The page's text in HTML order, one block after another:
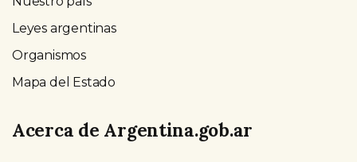
Leyes argentinas
Organismos
Mapa del Estado
Acerca de Argentina.gob.ar